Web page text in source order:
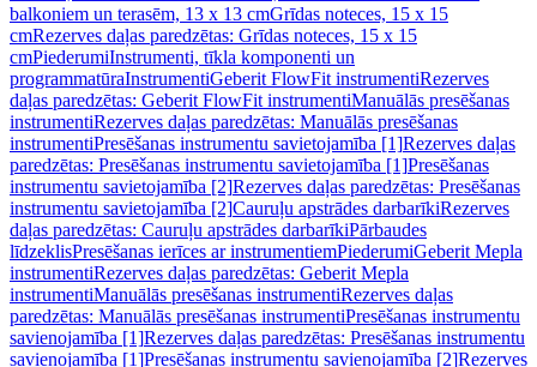
balkoniem un terasēm, 13 x 13 cmGrīdas noteces, 15 x 15
cmRezerves daļas paredzētas: Grīdas noteces, 15 x 15
cmPiederumiInstrumenti, tīkla komponenti un
programmatūraInstrumentiGeberit FlowFit instrumentiRezerves
daļas paredzētas: Geberit FlowFit instrumentiManuālās presēšanas
instrumentiRezerves daļas paredzētas: Manuālās presēšanas
instrumentiPresēšanas instrumentu savietojamība [1]Rezerves daļas
paredzētas: Presēšanas instrumentu savietojamība [1]Presēšanas
instrumentu savietojamība [2]Rezerves daļas paredzētas: Presēšanas
instrumentu savietojamība [2]Cauruļu apstrādes darbarīkiRezerves
daļas paredzētas: Cauruļu apstrādes darbarīkiPārbaudes
līdzeklisPresēšanas ierīces ar instrumentiemPiederumiGeberit Mepla
instrumentiRezerves daļas paredzētas: Geberit Mepla
instrumentiManuālās presēšanas instrumentiRezerves daļas
paredzētas: Manuālās presēšanas instrumentiPresēšanas instrumentu
savienojamība [1]Rezerves daļas paredzētas: Presēšanas instrumentu
savienojamība [1]Presēšanas instrumentu savienojamība [2]Rezerves